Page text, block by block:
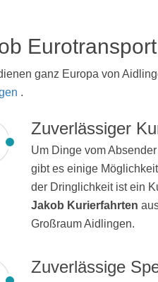
ganz Europa von
.
Zuverlässiger
Um Dinge vom
gibt es einige
der Dringlichkeit ist ein
Jakob Kurierfahrten
Großraum Aidlingen.
Zuverlässige